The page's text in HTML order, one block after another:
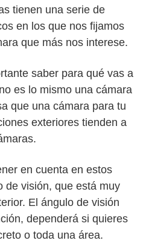
tienen una serie de
en los que nos fijamos
que más nos interese.
saber para qué vas a
es lo mismo una cámara
que una cámara para tu
exteriores tienden a
en cuenta en estos
de visión, que está muy
El ángulo de visión
dependerá si quieres
o toda una área.